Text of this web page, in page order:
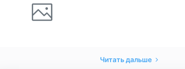
Читать дальше